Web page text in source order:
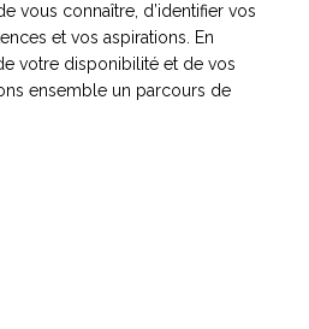
vous connaître, d’identifier vos
et vos aspirations. En
votre disponibilité et de vos
ensemble un parcours de